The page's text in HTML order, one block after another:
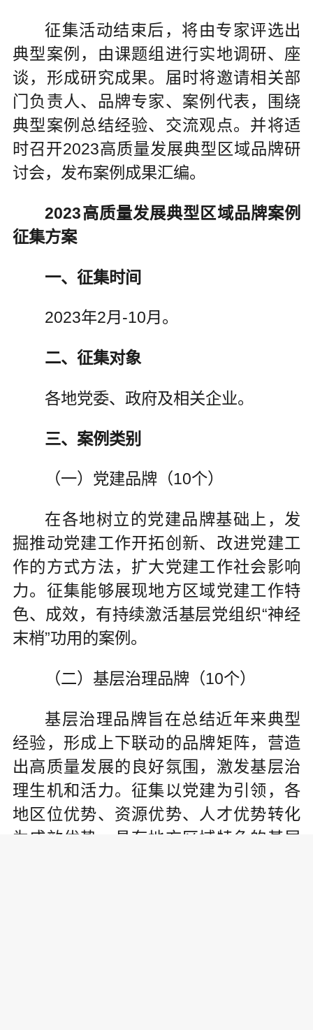
征集活动结束后，将由专家评选出
典型案例，由课题组进行实地调研、座
谈，形成研究成果。届时将邀请相关部
门负责人、品牌专家、案例代表，围绕
典型案例总结经验、交流观点。并将适
时召开2023高质量发展典型区域品牌研
讨会，发布案例成果汇编。
2023高质量发展典型区域品牌案例
征集方案
一、征集时间
2023年2月-10月。
二、征集对象
各地党委、政府及相关企业。
三、案例类别
（一）党建品牌（10个）
在各地树立的党建品牌基础上，发
掘推动党建工作开拓创新、改进党建工
作的方式方法，扩大党建工作社会影响
力。征集能够展现地方区域党建工作特
色、成效，有持续激活基层党组织“神经
末梢”功用的案例。
（二）基层治理品牌（10个）
基层治理品牌旨在总结近年来典型
经验，形成上下联动的品牌矩阵，营造
出高质量发展的良好氛围，激发基层治
理生机和活力。征集以党建为引领，各
地区位优势、资源优势、人才优势转化
为成效优势，具有地方区域特色的基层